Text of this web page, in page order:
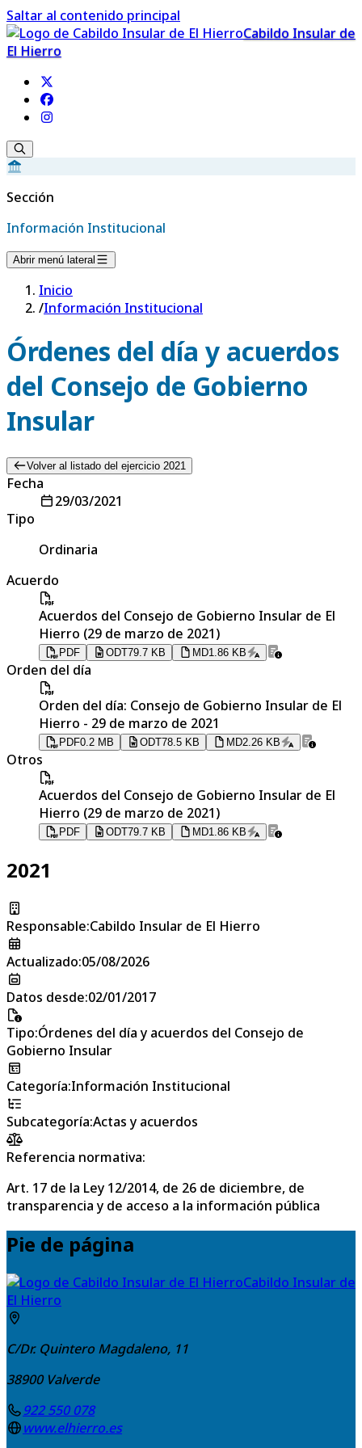
Saltar al contenido principal
Cabildo Insular de
El Hierro
Sección
Información Institucional
Abrir menú lateral
Inicio
/Información Institucional
Órdenes del día y acuerdos
del Consejo de Gobierno
Insular
Volver al listado del ejercicio 2021
Fecha
29/03/2021
Tipo
Ordinaria
Acuerdo
Acuerdos del Consejo de Gobierno Insular de El
Hierro (29 de marzo de 2021)
PDF ODT79.7 KB MD1.86 KB
Orden del día
Orden del día: Consejo de Gobierno Insular de El
Hierro - 29 de marzo de 2021
PDF0.2 MB ODT78.5 KB MD2.26 KB
Otros
Acuerdos del Consejo de Gobierno Insular de El
Hierro (29 de marzo de 2021)
PDF ODT79.7 KB MD1.86 KB
2021
Responsable:Cabildo Insular de El Hierro
Actualizado:05/08/2026
Datos desde:02/01/2017
Tipo:Órdenes del día y acuerdos del Consejo de
Gobierno Insular
Categoría:Información Institucional
Subcategoría:Actas y acuerdos
Referencia normativa:
Art. 17 de la Ley 12/2014, de 26 de diciembre, de
transparencia y de acceso a la información pública
Pie de página
Cabildo Insular de
El Hierro
C/Dr. Quintero Magdaleno, 11
38900 Valverde
922 550 078
www.elhierro.es